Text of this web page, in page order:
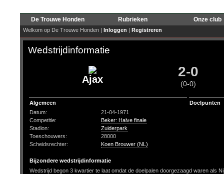
De Trouwe Honden Rubrieken Onze club
Welkom op De Trouwe Honden | Inloggen | Registreren
Wedstrijdinformatie
Ajax 2-0
(0-0)
Algemeen
Datum:
21-04-1971
Competitie:
Beker: Halve finale
Stadion:
Zuiderpark
Toeschouwers:
28000
Scheidsrechter:
Koen Brouwer (NL)
Doelpunten
Bijzondere wedstrijdinformatie
Wedstrijd begon 3 kwartier te laat omdat de doelpalen doorgezaagd waren als